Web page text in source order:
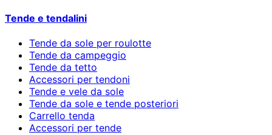
Tende e tendalini
Tende da sole per roulotte
Tende da campeggio
Tende da tetto
Accessori per tendoni
Tende e vele da sole
Tende da sole e tende posteriori
Carrello tenda
Accessori per tende